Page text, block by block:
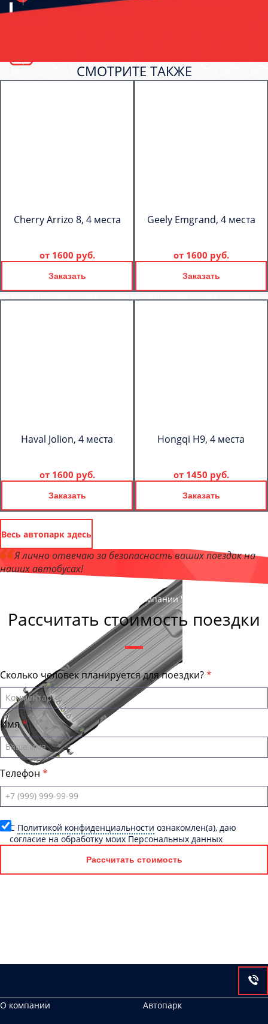
СМОТРИТЕ ТАКЖЕ
Cherry Arrizo 8, 4 места
от 1600 руб.
Заказать
Geely Emgrand, 4 места
от 1600 руб.
Заказать
Haval Jolion, 4 места
от 1600 руб.
Заказать
Hongqi H9, 4 места
от 1450 руб.
Заказать
Весь автопарк здесь
Я лично отвечаю за безопасность ваших поездок на
наших автобусах!
, директор компании "АрхангельскБас"
Рассчитать стоимость поездки
Сколько человек планируется для поездки?
Имя
Телефон
C Политикой конфиденциальности ознакомлен(а), даю
согласие на обработку моих Персональных данных
Рассчитать стоимость
О компании
Автопарк